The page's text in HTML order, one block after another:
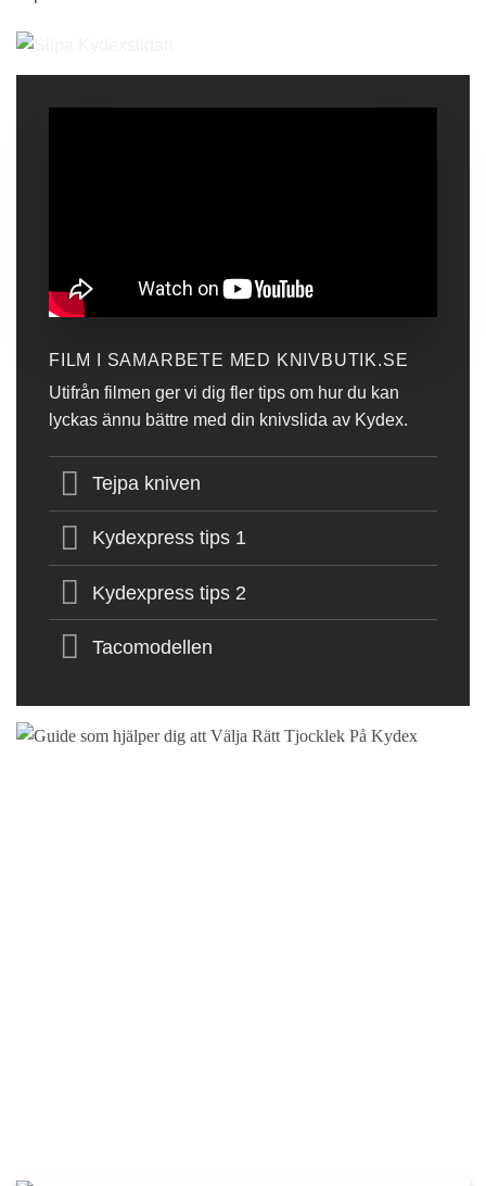
FILM I SAMARBETE MED KNIVBUTIK.SE
Utifrån filmen ger vi dig fler tips om hur du kan
lyckas ännu bättre med din knivslida av Kydex.
Tejpa kniven
Kydexpress tips 1
Kydexpress tips 2
Tacomodellen